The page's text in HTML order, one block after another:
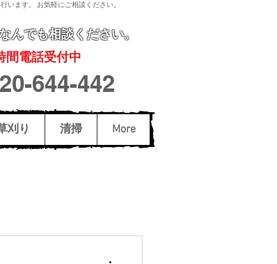
ます。 お気軽にご相談ください。
間電話受付中
644-442
んでも相談ください。
刈り 清掃 More